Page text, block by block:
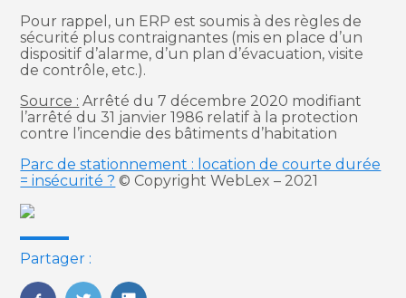
Pour rappel, un ERP est soumis à des règles de
sécurité plus contraignantes (mis en place d’un
dispositif d’alarme, d’un plan d’évacuation, visite
de contrôle, etc.).
Source : Arrêté du 7 décembre 2020 modifiant
l’arrêté du 31 janvier 1986 relatif à la protection
contre l’incendie des bâtiments d’habitation
Parc de stationnement : location de courte durée
= insécurité ? © Copyright WebLex – 2021
Partager :